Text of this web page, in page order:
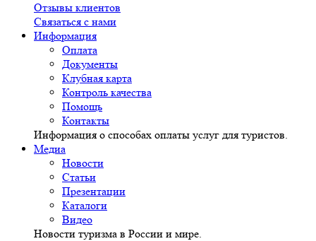
Отзывы клиентов
Связаться с нами
Информация
Оплата
Документы
Клубная карта
Контроль качества
Помощь
Контакты
Информация о способах оплаты услуг для туристов.
Медиа
Новости
Статьи
Презентации
Каталоги
Видео
Новости туризма в России и мире.